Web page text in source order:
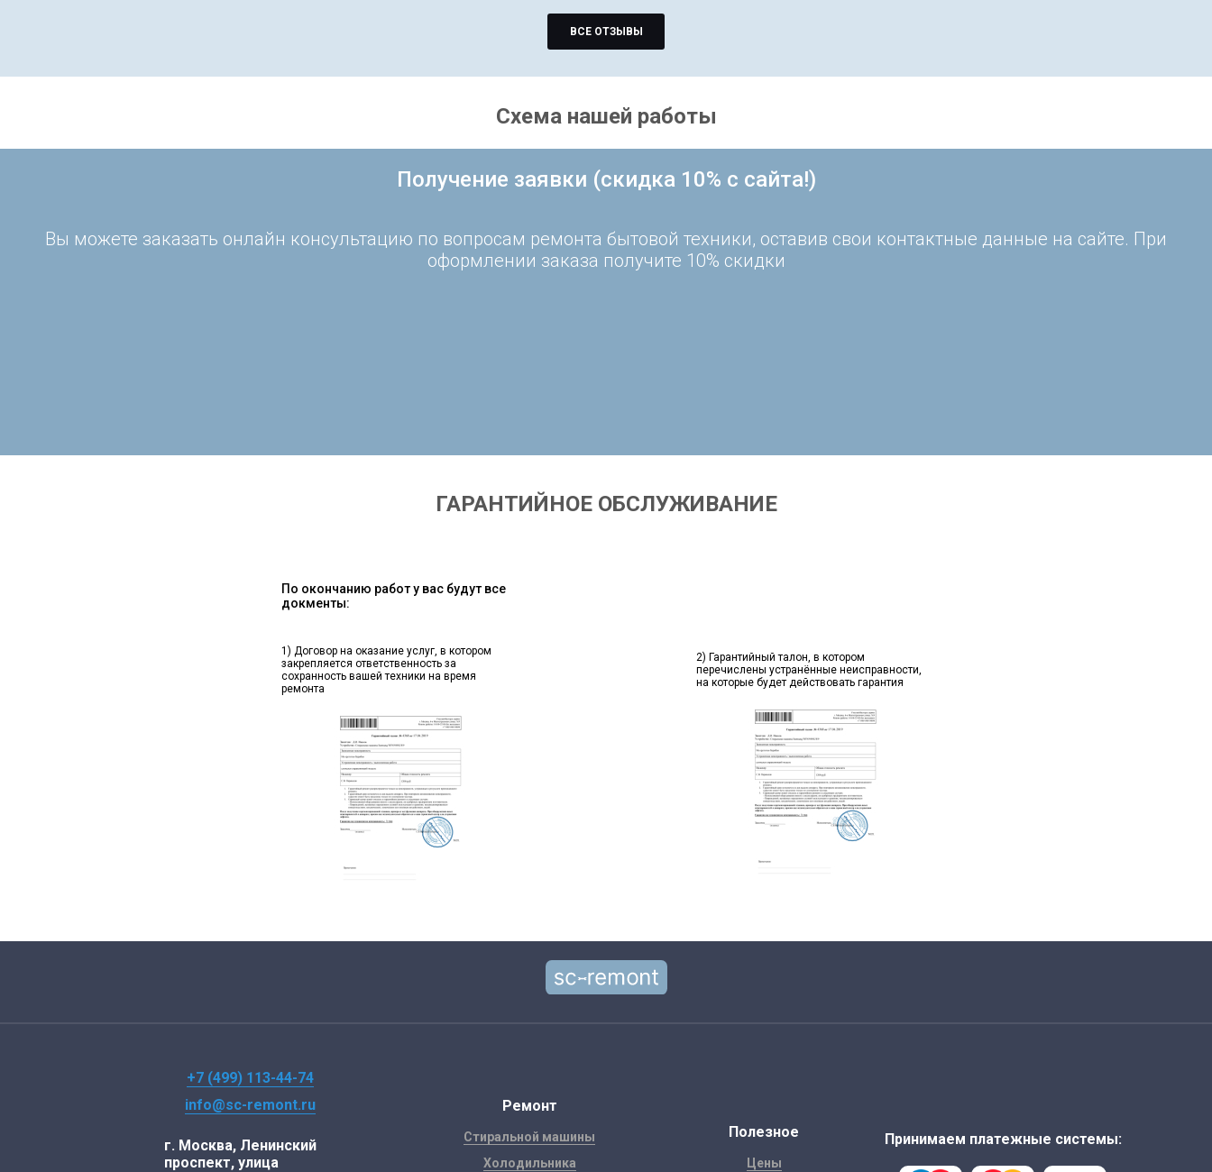
ВСЕ ОТЗЫВЫ
Схема нашей работы
Получение заявки (скидка 10% с сайта!)
Вы можете заказать онлайн консультацию по вопросам ремонта бытовой техники, оставив свои контактные данные на сайте. При
оформлении заказа получите 10% скидки
ГАРАНТИЙНОЕ ОБСЛУЖИВАНИЕ
По окончанию работ у вас будут все
докменты:
1) Договор на оказание услуг, в котором
закрепляется ответственность за
сохранность вашей техники на время
ремонта
2) Гарантийный талон, в котором
перечислены устранённые неисправности,
на которые будет действовать гарантия
+7 (499) 113-44-74
info@sc-remont.ru
г. Москва, Ленинский
проспект, улица
Ремонт
Стиральной машины
Холодильника
Полезное
Цены
Принимаем платежные системы: